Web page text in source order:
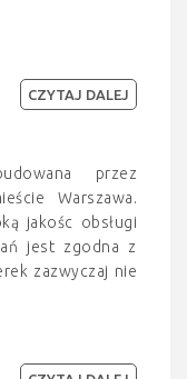
przez
Warszawa.
jakośc obsługi
jest zgodna z
zazwyczaj nie
CZYTAJ DALEJ